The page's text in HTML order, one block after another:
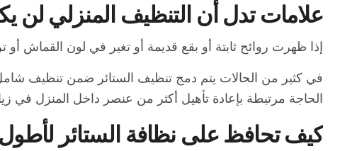
علامات تدل أن التنظيف المنزلي لن
إذا ظهرت روائح ثابتة أو بقع قديمة أو تغير في لون القماش أو
في كثير من الحالات يتم دمج تنظيف الستائر ضمن تنظيف
الحاجة مرتبطة بإعادة تأهيل أكثر من عنصر داخل المنزل في
كيف تحافظ على نظافة الستائر